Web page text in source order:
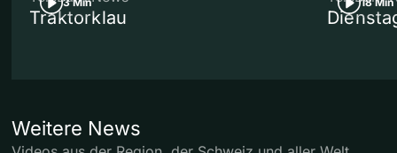
Traktorklau
Weitere News